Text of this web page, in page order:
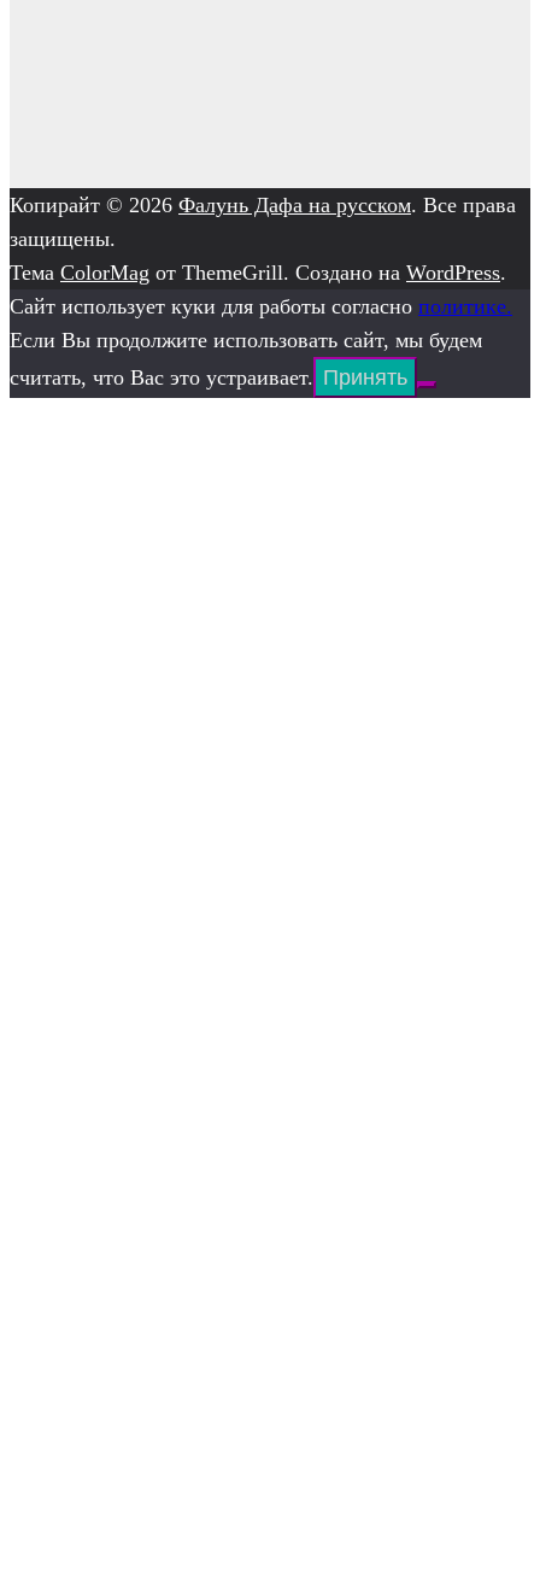
Копирайт © 2026 Фалунь Дафа на русском. Все права
защищены.
Тема ColorMag от ThemeGrill. Создано на WordPress.
Сайт использует куки для работы согласно политике.
Если Вы продолжите использовать сайт, мы будем
считать, что Вас это устраивает. Принять